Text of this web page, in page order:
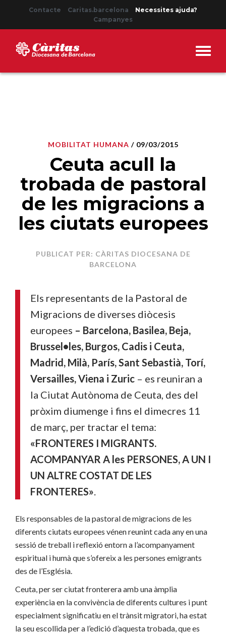
Contacte Caritas.barcelona
Necessites ajuda?
Campanyes
MOBILITAT HUMANA / 09/03/2015
Ceuta acull la
trobada de pastoral
de les migracions a
les ciutats europees
PUBLICAT PER: CÀRITAS DIOCESANA DE
BARCELONA
Els representants de la Pastoral de
Migracions de diverses diòcesis
europees – Barcelona, Basilea, Beja,
Brussel•les, Burgos, Cadis i Ceuta,
Madrid, Milà, París, Sant Sebastià, Torí,
Versailles, Viena i Zuric – es reuniran a
la Ciutat Autònoma de Ceuta, des del
pròxim diumenge i fins el dimecres 11
de març, per tractar el tema:
«FRONTERES I MIGRANTS.
ACOMPANYAR A les PERSONES, A UN I
UN ALTRE COSTAT DE LES
FRONTERES».
Els responsables de la pastoral de migracions de les
diferents ciutats europees vénen reunint cada any en una
sessió de treball i reflexió entorn a l’acompanyament
espiritual i humà que s’ofereix a les persones emigrants
des de l’Església.
Ceuta, per ser ciutat fronterera amb una àmplia
experiència en la convivència de diferents cultures i punt
especialment significatiu en el trànsit migratori, ha estat
la seu escollida per a l’edició d’aquesta trobada, que es